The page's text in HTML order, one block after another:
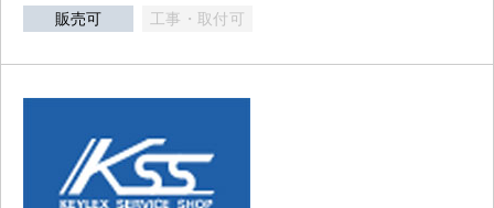
販売可 工事・取付可